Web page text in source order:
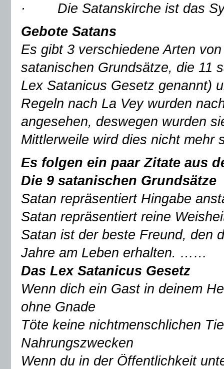
· Die Satanskirche ist das
Gebote Satans
Es gibt 3 verschiedene Arten
satanischen Grundsätze, die 11
Lex Satanicus Gesetz genannt)
Regeln nach La Vey wurden
angesehen, deswegen wurden
Mittlerweile wird dies nicht mehr
Es folgen ein paar Zitate aus
Die 9 satanischen Grundsätze
Satan repräsentiert Hingabe
Satan repräsentiert reine
Satan ist der beste Freund, den
Jahre am Leben erhalten. ……
Das Lex Satanicus Gesetz
Wenn dich ein Gast in deinem
ohne Gnade
Töte keine nichtmenschlichen
Nahrungszwecken
Wenn du in der Öffentlichkeit